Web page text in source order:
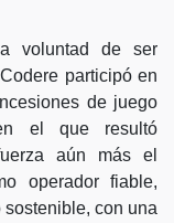
voluntad de ser
participó en
de juego
el que resultó
aún más el
operador fiable,
con una